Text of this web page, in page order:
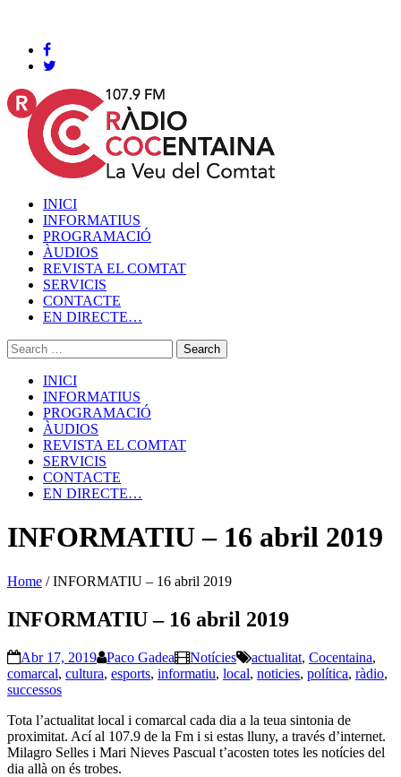
INICI
INFORMATIUS
PROGRAMACIÓ
ÀUDIOS
REVISTA EL COMTAT
SERVICIS
CONTACTE
EN DIRECTE…
INICI
INFORMATIUS
PROGRAMACIÓ
ÀUDIOS
REVISTA EL COMTAT
SERVICIS
CONTACTE
EN DIRECTE…
INFORMATIU – 16 abril 2019
Home /INFORMATIU – 16 abril 2019
INFORMATIU – 16 abril 2019
Abr 17, 2019 Paco Gadea Notícies actualitat, Cocentaina,
comarcal, cultura, esports, informatiu, local, noticies, política, ràdio,
successos
Tota l’actualitat local i comarcal cada dia a la teua sintonia de
proximitat. Ací al 107.9 de la Fm i si estas lluny, a través d’internet.
Milagro Selles i Mari Nieves Pascual t’acosten totes les notícies del
dia allà on és trobes.